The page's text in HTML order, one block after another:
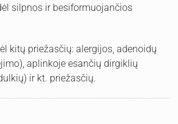
silpnos ir besiformuojančios
kitų priežasčių: alergijos, adenoidų
aplinkoje esančių dirgiklių
ir kt. priežasčių.